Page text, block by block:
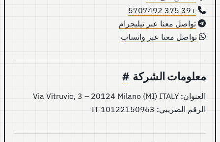
+39 375 5707492
تواصل معنا عبر تيليجرام
تواصل معنا عبر واتساب
معلومات الشركة#
العنوان:
الرقم الضريبي: